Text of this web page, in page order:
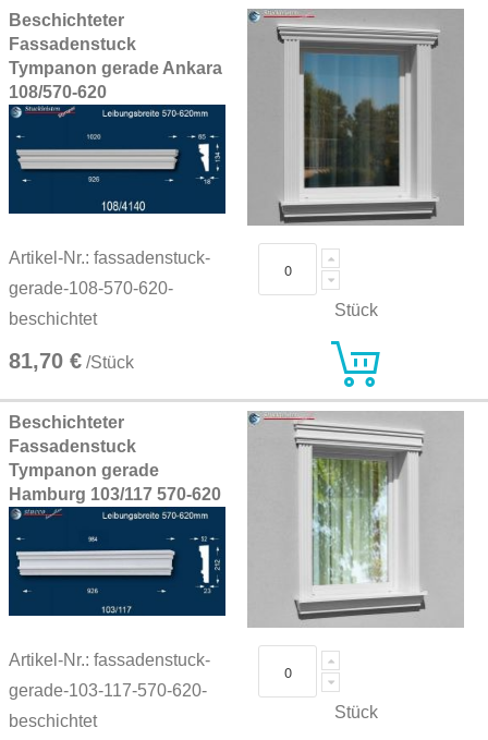
Beschichteter
Fassadenstuck
Tympanon gerade Ankara
108/570-620
Artikel-Nr.: fassadenstuck-
gerade-108-570-620-
beschichtet
81,70 € /Stück
Stück
Beschichteter
Fassadenstuck
Tympanon gerade
Hamburg 103/117 570-620
Artikel-Nr.: fassadenstuck-
gerade-103-117-570-620-
beschichtet
Stück